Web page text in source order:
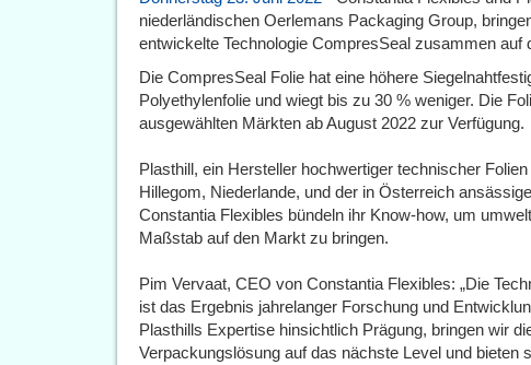
niederländischen Oerlemans Packaging Group,
entwickelte Technologie CompresSeal zusammen auf
Die CompresSeal Folie hat eine höhere
Polyethylenfolie und wiegt bis zu 30 % weniger. Die
ausgewählten Märkten ab August 2022 zur Verfügung.
Plasthill, ein Hersteller hochwertiger technischer
Hillegom, Niederlande, und der in Österreich
Constantia Flexibles bündeln ihr Know-how, um
Maßstab auf den Markt zu bringen.
Pim Vervaat, CEO von Constantia Flexibles: „Die
ist das Ergebnis jahrelanger Forschung und
Plasthills Expertise hinsichtlich Prägung, bringen wir
Verpackungslösung auf das nächste Level und bieten